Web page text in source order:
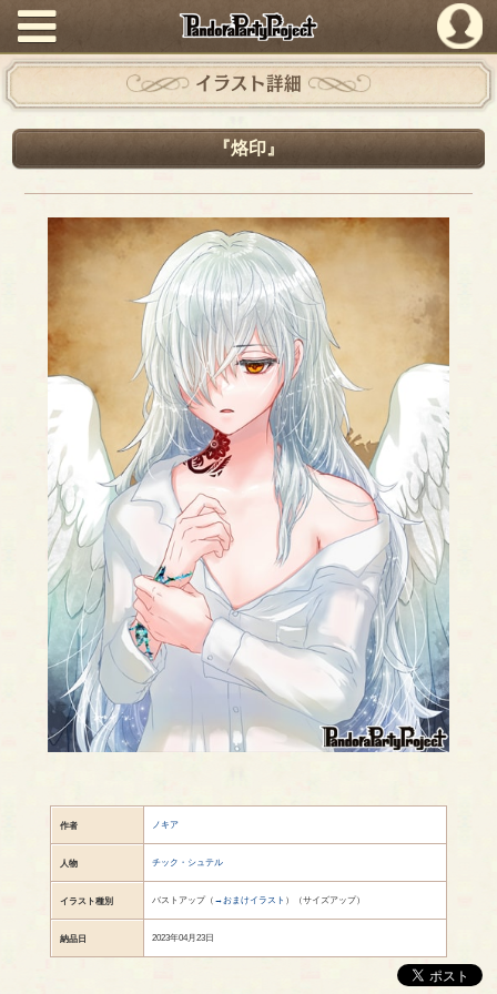
PandoraPartyProject
イラスト詳細
『烙印』
作者 ノキア
人物 チック・シュテル
イラスト種別 バストアップ（ →おまけイラスト ）（サイズアップ）
納品日 2023年04月23日